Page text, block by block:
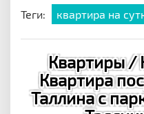
Теги: квартира на
Квартиры /
Квартира
Таллина с